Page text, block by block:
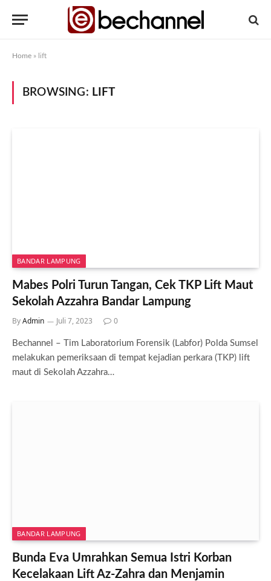
Home » lift
BROWSING: LIFT
BANDAR LAMPUNG
Mabes Polri Turun Tangan, Cek TKP Lift Maut
Sekolah Azzahra Bandar Lampung
ByAdmin Juli 7, 2023 0
Bechannel – Tim Laboratorium Forensik (Labfor) Polda Sumsel
melakukan pemeriksaan di tempat kejadian perkara (TKP) lift
maut di Sekolah Azzahra…
BANDAR LAMPUNG
Bunda Eva Umrahkan Semua Istri Korban
Kecelakaan Lift Az-Zahra dan Menjamin